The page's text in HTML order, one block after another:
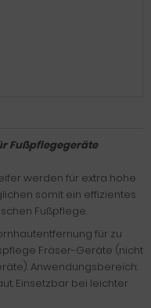
Fußpflegegeräte
werden für extra hohe
somit ein effizientes
Fußpflege.
für zu
Fräser-Geräte (nicht
Anwendungsbereich:
Einsetzbar bei leichter